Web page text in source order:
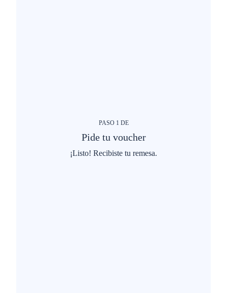
PASO 1 DE
Pide tu voucher
¡Listo! Recibiste tu remesa.